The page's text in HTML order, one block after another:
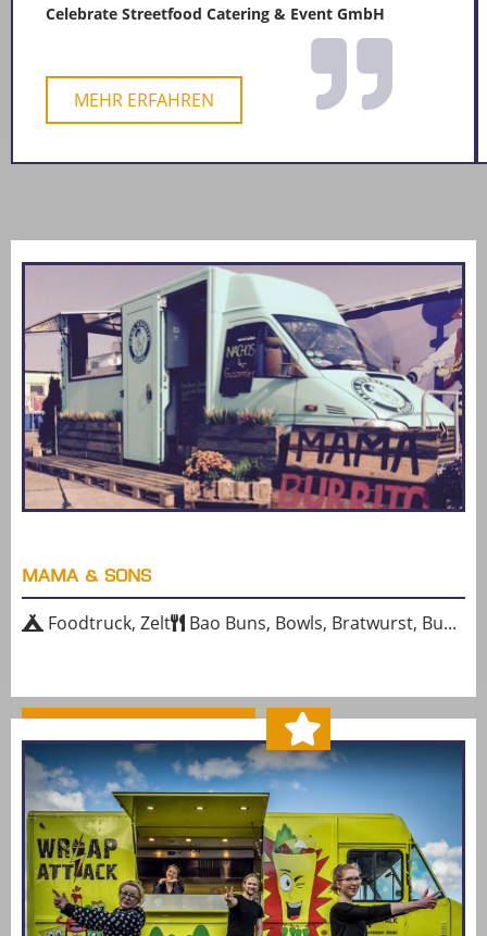
Celebrate Streetfood Catering & Event GmbH
MEHR ERFAHREN
MAMA & SONS
Foodtruck, Zelt Bao Buns, Bowls, Bratwurst, Bu...
MEHR ERFAHREN